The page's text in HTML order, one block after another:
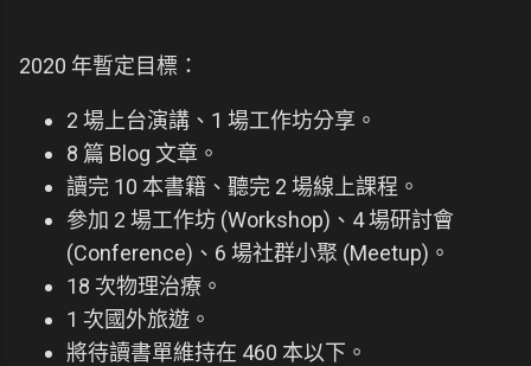
2020 年暫定目標：
2 場上台演講、1 場工作坊分享。
8 篇 Blog 文章。
讀完 10 本書籍、聽完 2 場線上課程。
參加 2 場工作坊 (Workshop)、4 場研討會
(Conference)、6 場社群小聚 (Meetup)。
18 次物理治療。
1 次國外旅遊。
將待讀書單維持在 460 本以下。